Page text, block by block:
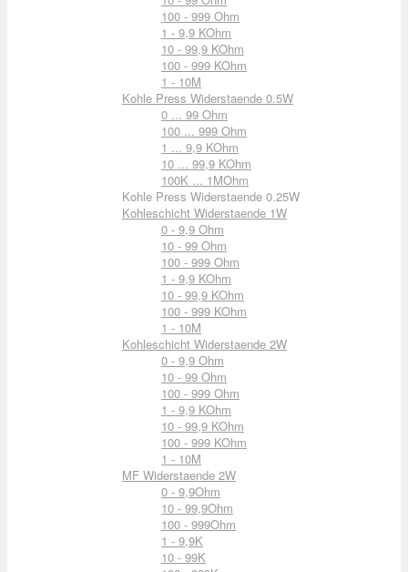
100 - 999 Ohm
1 - 9,9 KOhm
10 - 99,9 KOhm
100 - 999 KOhm
1 - 10M
Kohle Press Widerstaende 0.5W
0 ... 99 Ohm
100 ... 999 Ohm
1 ... 9,9 KOhm
10 ... 99,9 KOhm
100K ... 1MOhm
Kohle Press Widerstaende 0.25W
Kohleschicht Widerstaende 1W
0 - 9,9 Ohm
10 - 99 Ohm
100 - 999 Ohm
1 - 9,9 KOhm
10 - 99,9 KOhm
100 - 999 KOhm
1 - 10M
Kohleschicht Widerstaende 2W
0 - 9,9 Ohm
10 - 99 Ohm
100 - 999 Ohm
1 - 9,9 KOhm
10 - 99,9 KOhm
100 - 999 KOhm
1 - 10M
MF Widerstaende 2W
0 - 9,9Ohm
10 - 99,9Ohm
100 - 999Ohm
1 - 9,9K
10 - 99K